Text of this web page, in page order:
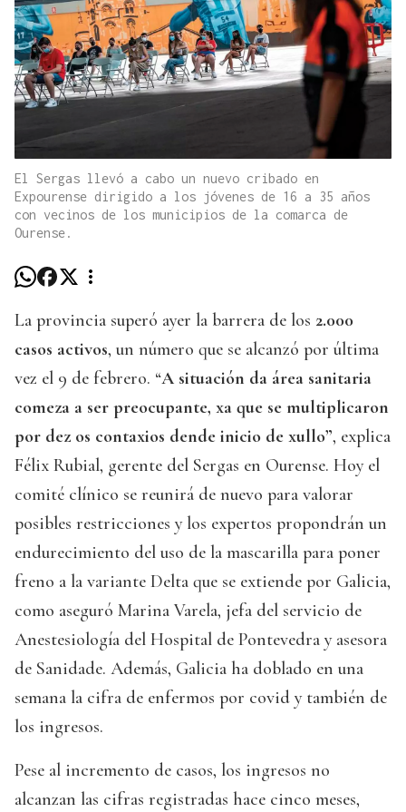
El Sergas llevó a cabo un nuevo cribado en
Expourense dirigido a los jóvenes de 16 a 35 años
con vecinos de los municipios de la comarca de
Ourense.
La provincia superó ayer la barrera de los 2.000
casos activos, un número que se alcanzó por última
vez el 9 de febrero. “A situación da área sanitaria
comeza a ser preocupante, xa que se multiplicaron
por dez os contaxios dende inicio de xullo”, explica
Félix Rubial, gerente del Sergas en Ourense. Hoy el
comité clínico se reunirá de nuevo para valorar
posibles restricciones y los expertos propondrán un
endurecimiento del uso de la mascarilla para poner
freno a la variante Delta que se extiende por Galicia,
como aseguró Marina Varela, jefa del servicio de
Anestesiología del Hospital de Pontevedra y asesora
de Sanidade. Además, Galicia ha doblado en una
semana la cifra de enfermos por covid y también de
los ingresos.
Pese al incremento de casos, los ingresos no
alcanzan las cifras registradas hace cinco meses,